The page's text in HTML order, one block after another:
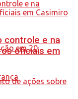
controle e na
oficiais em